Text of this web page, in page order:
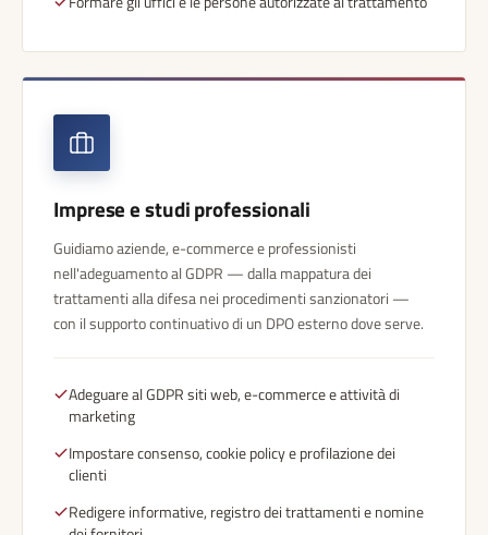
Imprese e studi professionali
Guidiamo aziende, e-commerce e professionisti
nell'adeguamento al GDPR — dalla mappatura dei
trattamenti alla difesa nei procedimenti sanzionatori —
con il supporto continuativo di un DPO esterno dove serve.
Adeguare al GDPR siti web, e-commerce e attività di
marketing
Impostare consenso, cookie policy e profilazione dei
clienti
Redigere informative, registro dei trattamenti e nomine